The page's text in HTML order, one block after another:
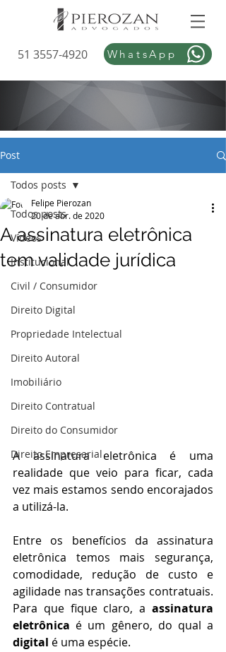
51 3557-4920 WhatsApp
Post
Todos posts
Vídeos
Institucional
Civil / Consumidor
Direito Digital
Propriedade Intelectual
Direito Autoral
Imobiliário
Direito Contratual
Direito do Consumidor
Direito Empresarial
Todos posts
A assinatura eletrônica
tem validade jurídica
Felipe Pierozan
20 de abr. de 2020
A assinatura eletrônica é uma
realidade que veio para ficar, cada
vez mais estamos sendo encorajados
a utilizá-la.
Entre os benefícios da assinatura
eletrônica temos mais segurança,
comodidade, redução de custo e
agilidade nas transações contratuais.
Para que fique claro, a assinatura
eletrônica
digital é uma espécie.